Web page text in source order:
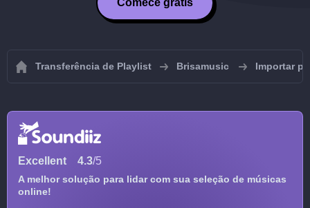
Comece grátis
Transferência de Playlist Brisamusic Importar
Excellent 4.3/5
A melhor solução para lidar com sua seleção de músicas
online!